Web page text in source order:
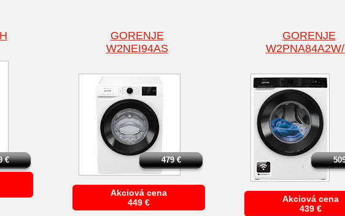
€
GORENJE
W2NEI94AS
Akciová cena
449 €
479€
GORENJE
Akciová cena
439 €